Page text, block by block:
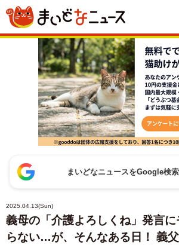
まいどなニュースをGoogle検
2025.04.13(Sun)
義母の「介護よろしくね」発言に
らない…が、そんなある日！ 義